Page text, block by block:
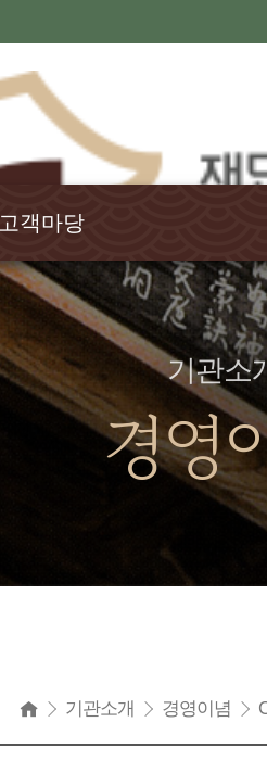
고객마당
공지사항
행사소식
언론보도
발간도서
기관소
경영
기관소개 경영이념